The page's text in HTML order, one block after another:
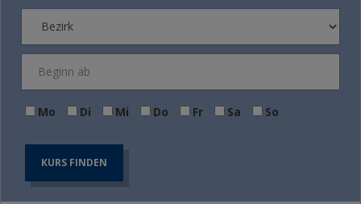
Mo Di Mi Do Fr Sa So
KURS FINDEN